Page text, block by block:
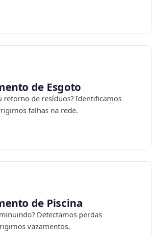
de Esgoto
retorno de resíduos? Identificamos
falhas na rede.
de Piscina
Detectamos perdas
vazamentos.